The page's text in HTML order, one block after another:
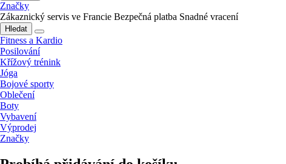
Značky
Zákaznický servis ve Francie Bezpečná platba Snadné vracení
Hledat
Fitness a Kardio
Posilování
Křížový trénink
Jóga
Bojové sporty
Oblečení
Boty
Vybavení
Výprodej
Značky